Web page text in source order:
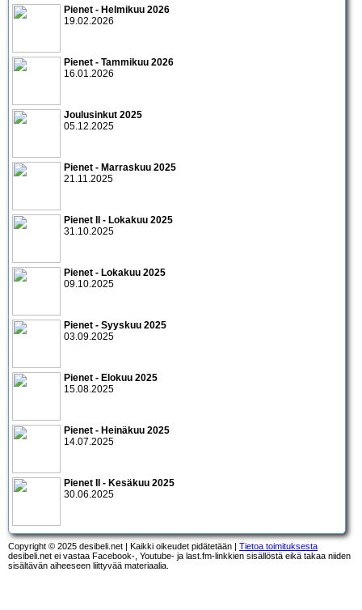
Pienet - Helmikuu 2026
19.02.2026
Pienet - Tammikuu 2026
16.01.2026
Joulusinkut 2025
05.12.2025
Pienet - Marraskuu 2025
21.11.2025
Pienet II - Lokakuu 2025
31.10.2025
Pienet - Lokakuu 2025
09.10.2025
Pienet - Syyskuu 2025
03.09.2025
Pienet - Elokuu 2025
15.08.2025
Pienet - Heinäkuu 2025
14.07.2025
Pienet II - Kesäkuu 2025
30.06.2025
Copyright © 2025 desibeli.net | Kaikki oikeudet pidätetään | Tietoa toimituksesta
desibeli.net ei vastaa Facebook-, Youtube- ja last.fm-linkkien sisällöstä eikä takaa niiden
sisältävän aiheeseen liittyvää materiaalia.